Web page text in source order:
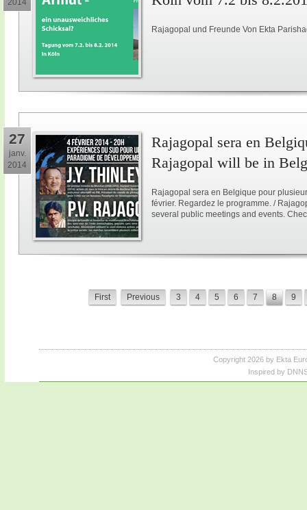
2014
Rajagopal und Freunde Von Ekta
27
janv.
2014
Rajagopal sera en
Rajagopal will be in
Rajagopal sera en Belgique pour
février. Regardez le programme. /
several public meetings and events.
First Previous 3 4 5 6 7 8 9
Copyright 2026 by Ekta
Inspired by